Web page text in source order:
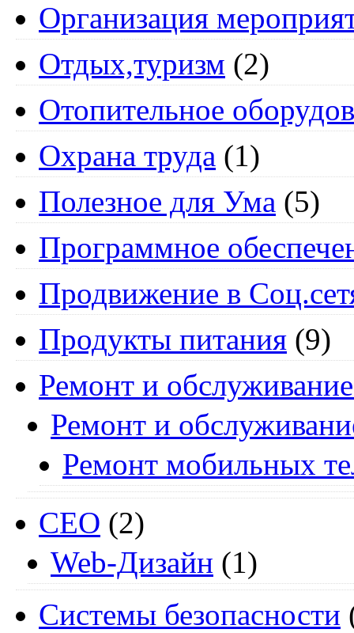
Организация
Отдых,туризм (2)
Отопительное
Охрана труда (1)
Полезное для Ума (5)
Программное
Продвижение в
Продукты питания (9)
Ремонт и
Ремонт и
Ремонт мобильных
СЕО (2)
Web-Дизайн (1)
Системы безопасности